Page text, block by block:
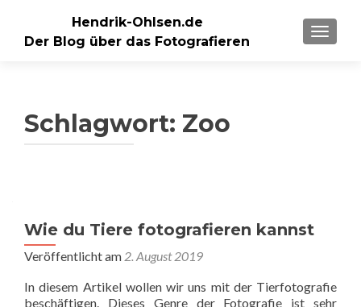
Hendrik-Ohlsen.de
Der Blog über das Fotografieren
Schlagwort: Zoo
Wie du Tiere fotografieren kannst
Veröffentlicht am 2. August 2019
In diesem Artikel wollen wir uns mit der Tierfotografie
beschäftigen. Dieses Genre der Fotografie ist sehr